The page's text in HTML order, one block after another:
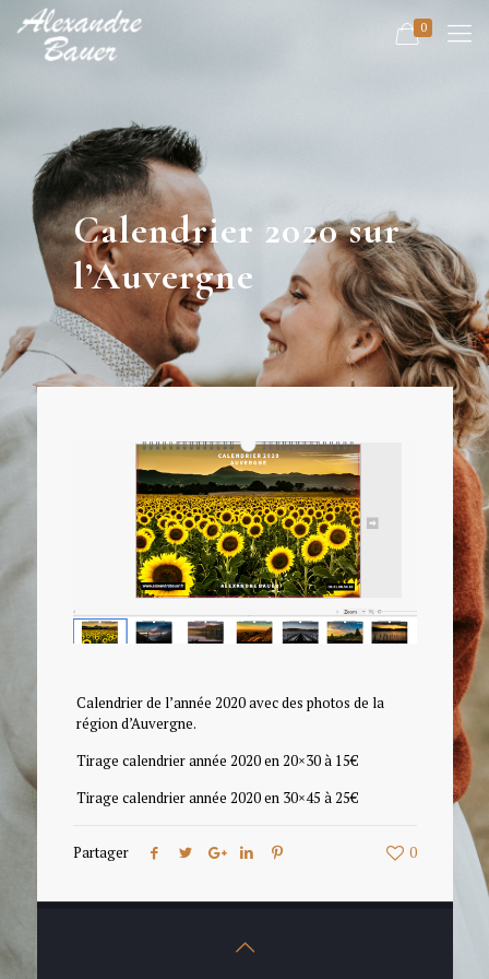
0
Calendrier 2020 sur
l’Auvergne
Calendrier de l’année 2020 avec des photos de la
région d’Auvergne.
Tirage calendrier année 2020 en 20×30 à 15€
Tirage calendrier année 2020 en 30×45 à 25€
Partager 0